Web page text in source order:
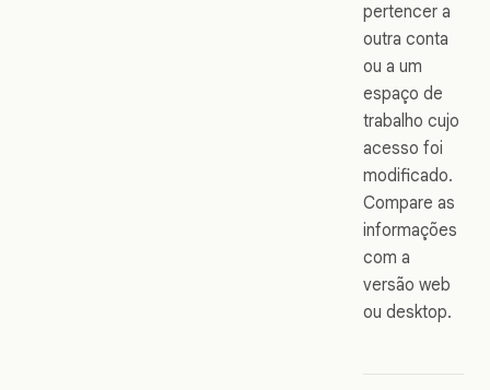
pertencer a
outra conta
ou a um
espaço de
trabalho cujo
acesso foi
modificado.
Compare as
informações
com a
versão web
ou desktop.